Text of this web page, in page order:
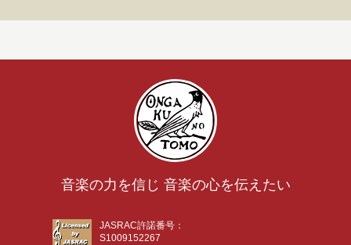
音楽の力を信じ 音楽の心を伝えたい
JASRAC許諾番号：
S1009152267